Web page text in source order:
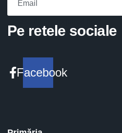
Pe retele sociale
Facebook